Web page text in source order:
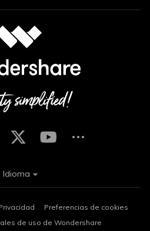
Preferencias de cookies
de uso de Wondershare
Idioma